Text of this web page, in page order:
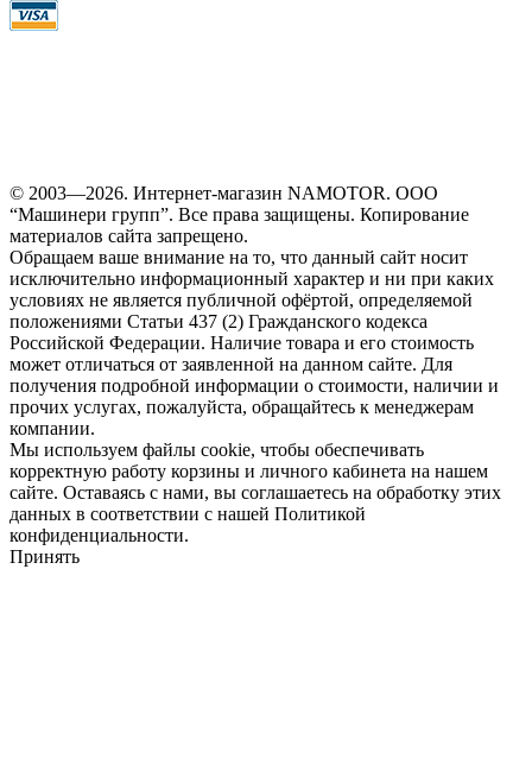
© 2003—2026. Интернет-магазин NAMOTOR. ООО
“Машинери групп”. Все права защищены. Копирование
материалов сайта запрещено.
Обращаем ваше внимание на то, что данный сайт носит
исключительно информационный характер и ни при каких
условиях не является публичной офёртой, определяемой
положениями Статьи 437 (2) Гражданского кодекса
Российской Федерации. Наличие товара и его стоимость
может отличаться от заявленной на данном сайте. Для
получения подробной информации о стоимости, наличии и
прочих услугах, пожалуйста, обращайтесь к менеджерам
компании.
Мы используем файлы cookie, чтобы обеспечивать
корректную работу корзины и личного кабинета на нашем
сайте. Оставаясь с нами, вы соглашаетесь на обработку этих
данных в соответствии с нашей Политикой
конфиденциальности.
Принять